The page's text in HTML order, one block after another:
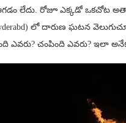
లేదు. రోజూ ఎక్కడో ఒకచోట
లో దారుణ ఘటన
ఎవరు? చంపింది ఎవరు? ఇలా